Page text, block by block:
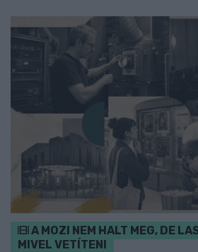
A MOZI NEM HALT MEG, DE
MIVEL VETÍTENI